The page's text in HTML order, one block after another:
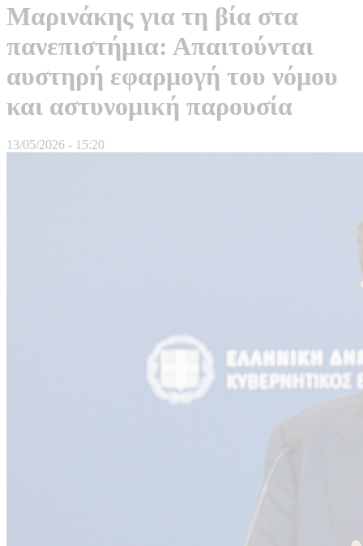
Μαρινάκης για τη βία στα
πανεπιστήμια: Απαιτούνται
αυστηρή εφαρμογή του νόμου
και αστυνομική παρουσία
13/05/2026 - 15:20